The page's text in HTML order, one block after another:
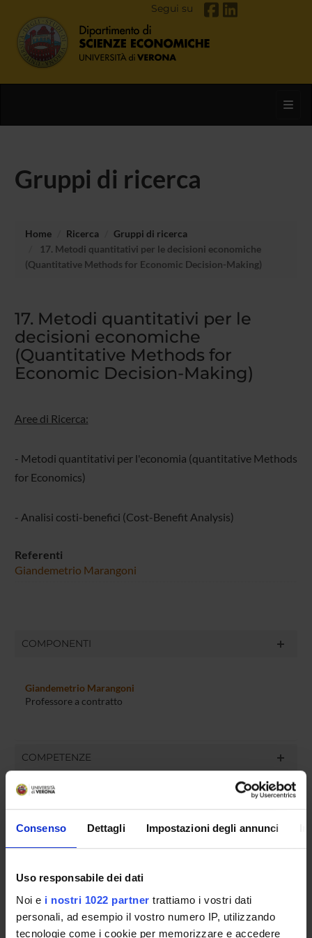
Consenso Dettagli Impostazioni degli annunci
Uso responsabile dei dati
Noi e i nostri 1022 partner trattiamo i vostri dati
personali, ad esempio il vostro numero IP, utilizzando
tecnologie come i cookie per memorizzare e accedere
Segui su
Gruppi di ricerca
Home Ricerca
Gruppi di ricerca
17. Metodi quantitativi per le decisioni economiche
(Quantitative Methods for Economic Decision-Making)
17. Metodi quantitativi per le
decisioni economiche
(Quantitative Methods for
Economic Decision-Making)
Aree di Ricerca:
- Metodi quantitativi per l'economia (quantitative Methods
for Economics)
- Analisi costi-benefici (Cost-Benefit Analysis)
Referenti
Giandemetrio Marangoni
COMPONENTI
Giandemetrio Marangoni
Professore a contratto
COMPETENZE
ATTIVITÀ
DOTTORATI DI RICERCA
STRUTTURE